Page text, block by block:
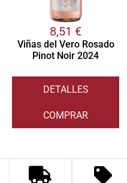
8,51 €
Viñas del Vero Rosado
Pinot Noir 2024
DETALLES
COMPRAR